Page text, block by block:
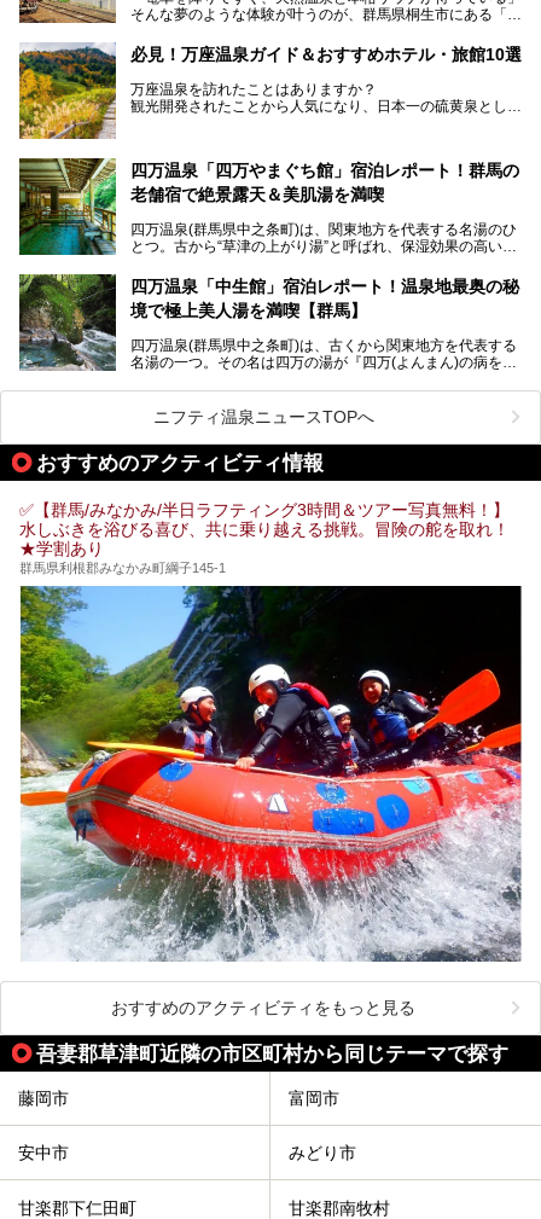
今回はそんな「亀の井ホテル 草津リゾート」を徹底レポー
───
提供元：アイコニア・ホスピタリティ株式会社【PR】
この記事は亀の井ホテル 草津リゾートのPR記事です。
そんな夢のような体験が叶うのが、群馬県桐生市にある「駅
日帰り温泉の「水沼の湯」と宿泊もできる「サウナの森」、
２つのエリアがあります。
今回は、その中でも特にユニークな駅直結の「水沼の湯」の
魅力に焦点を当て、温泉好き、サウナー、そして電車旅好き
必見！万座温泉ガイド＆おすすめホテル・旅館10選
万座温泉を訪れたことはありますか？
観光開発されたことから人気になり、日本一の硫黄泉として
も多いかもしれません。
そこで筆者である私が実際に行ってみました！万座温泉の楽
しみ方や周辺の観光地を解説します。
また、日帰り入浴できる温泉から混浴可能な温泉まで、おす
すめの入浴施設もご紹介します！
四万温泉「四万やまぐち館」宿泊レポート！群馬の
老舗宿で絶景露天＆美肌湯を満喫
四万温泉(群馬県中之条町)は、関東地方を代表する名湯のひ
とつ。古から“草津の上がり湯”と呼ばれ、保湿効果の高い美
「四万やまぐち館」は、この地を代表する旅館の一つ。日帰
り入浴も可能ですが、やはり宿泊してじっくり楽しむのがベ
肌湯をはじめ、館内の魅力をたっぷりとご紹介します！
四万温泉「中生館」宿泊レポート！温泉地最奥の秘
境で極上美人湯を満喫【群馬】
四万温泉(群馬県中之条町)は、古くから関東地方を代表する
名湯の一つ。その名は四万の湯が『四万(よんまん)の病を癒
観光客で賑わう人気温泉地です。
「中生館」は四万温泉最奥に位置し、秘境感漂う老舗宿。泉
質の良さ(特に美人湯効果)に定評があり、知る人ぞ知る穴場
的存在です。今回は筆者自ら宿泊し、自慢の温泉をはじめ食
事・客室・共有スペースなど、宿の全貌を徹底紹介します。
ニフティ温泉ニュースTOPへ
おすすめのアクティビティ情報
✅【群馬/みなかみ/半日ラフティング3時間＆ツアー写真無料！】
水しぶきを浴びる喜び、共に乗り越える挑戦。冒険の舵を取れ！
★学割あり
群馬県利根郡みなかみ町綱子145-1
おすすめのアクティビティをもっと見る
吾妻郡草津町近隣の市区町村から同じテーマで探す
藤岡市 富岡市
安中市 みどり市
甘楽郡下仁田町 甘楽郡南牧村